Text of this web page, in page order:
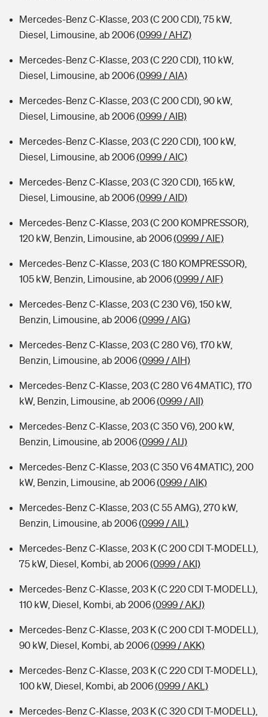
Mercedes-Benz C-Klasse, 203 (C 200 CDI), 75 kW,
Diesel, Limousine, ab 2006(0999 / AHZ)
Mercedes-Benz C-Klasse, 203 (C 220 CDI), 110 kW,
Diesel, Limousine, ab 2006(0999 / AIA)
Mercedes-Benz C-Klasse, 203 (C 200 CDI), 90 kW,
Diesel, Limousine, ab 2006(0999 / AIB)
Mercedes-Benz C-Klasse, 203 (C 220 CDI), 100 kW,
Diesel, Limousine, ab 2006(0999 / AIC)
Mercedes-Benz C-Klasse, 203 (C 320 CDI), 165 kW,
Diesel, Limousine, ab 2006(0999 / AID)
Mercedes-Benz C-Klasse, 203 (C 200 KOMPRESSOR),
120 kW, Benzin, Limousine, ab 2006(0999 / AIE)
Mercedes-Benz C-Klasse, 203 (C 180 KOMPRESSOR),
105 kW, Benzin, Limousine, ab 2006(0999 / AIF)
Mercedes-Benz C-Klasse, 203 (C 230 V6), 150 kW,
Benzin, Limousine, ab 2006(0999 / AIG)
Mercedes-Benz C-Klasse, 203 (C 280 V6), 170 kW,
Benzin, Limousine, ab 2006(0999 / AIH)
Mercedes-Benz C-Klasse, 203 (C 280 V6 4MATIC), 170
kW, Benzin, Limousine, ab 2006(0999 / AII)
Mercedes-Benz C-Klasse, 203 (C 350 V6), 200 kW,
Benzin, Limousine, ab 2006(0999 / AIJ)
Mercedes-Benz C-Klasse, 203 (C 350 V6 4MATIC), 200
kW, Benzin, Limousine, ab 2006(0999 / AIK)
Mercedes-Benz C-Klasse, 203 (C 55 AMG), 270 kW,
Benzin, Limousine, ab 2006(0999 / AIL)
Mercedes-Benz C-Klasse, 203 K (C 200 CDI T-MODELL),
75 kW, Diesel, Kombi, ab 2006(0999 / AKI)
Mercedes-Benz C-Klasse, 203 K (C 220 CDI T-MODELL),
110 kW, Diesel, Kombi, ab 2006(0999 / AKJ)
Mercedes-Benz C-Klasse, 203 K (C 200 CDI T-MODELL),
90 kW, Diesel, Kombi, ab 2006(0999 / AKK)
Mercedes-Benz C-Klasse, 203 K (C 220 CDI T-MODELL),
100 kW, Diesel, Kombi, ab 2006(0999 / AKL)
Mercedes-Benz C-Klasse, 203 K (C 320 CDI T-MODELL),